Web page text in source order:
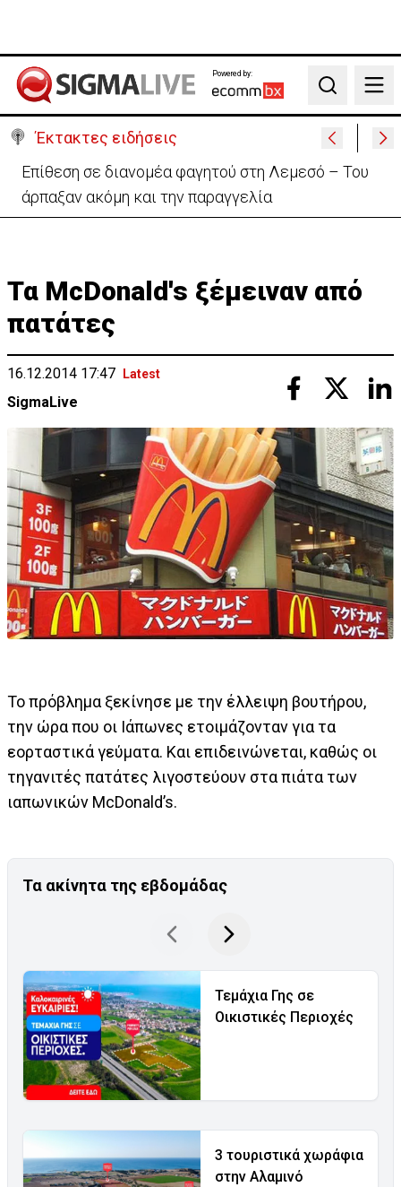
Powered by:
Search
Έκτακτες ειδήσεις
Ο στρατηγός του Τραμπ «αναζητά διέξοδο» από τον
πόλεμο με το Ιράν
Τα McDonald's ξέμειναν από
πατάτες
16.12.2014 17:47 Latest
SigmaLive
Το πρόβλημα ξεκίνησε με την έλλειψη βουτήρου,
την ώρα που οι Ιάπωνες ετοιμάζονταν για τα
εορταστικά γεύματα. Και επιδεινώνεται, καθώς οι
τηγανιτές πατάτες λιγοστεύουν στα πιάτα των
ιαπωνικών McDonald’s.
Τα ακίνητα της εβδομάδας
Τεμάχια Γης σε
Οικιστικές Περιοχές
3 τουριστικά χωράφια
στην Αλαμινό